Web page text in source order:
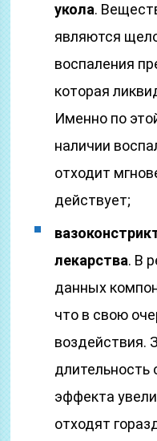
укола.
являются
воспаления
которая
Именно по
наличии
отходит
действует;
лекарства. В
данных
что в свою
воздействия.
эффекта
отходят